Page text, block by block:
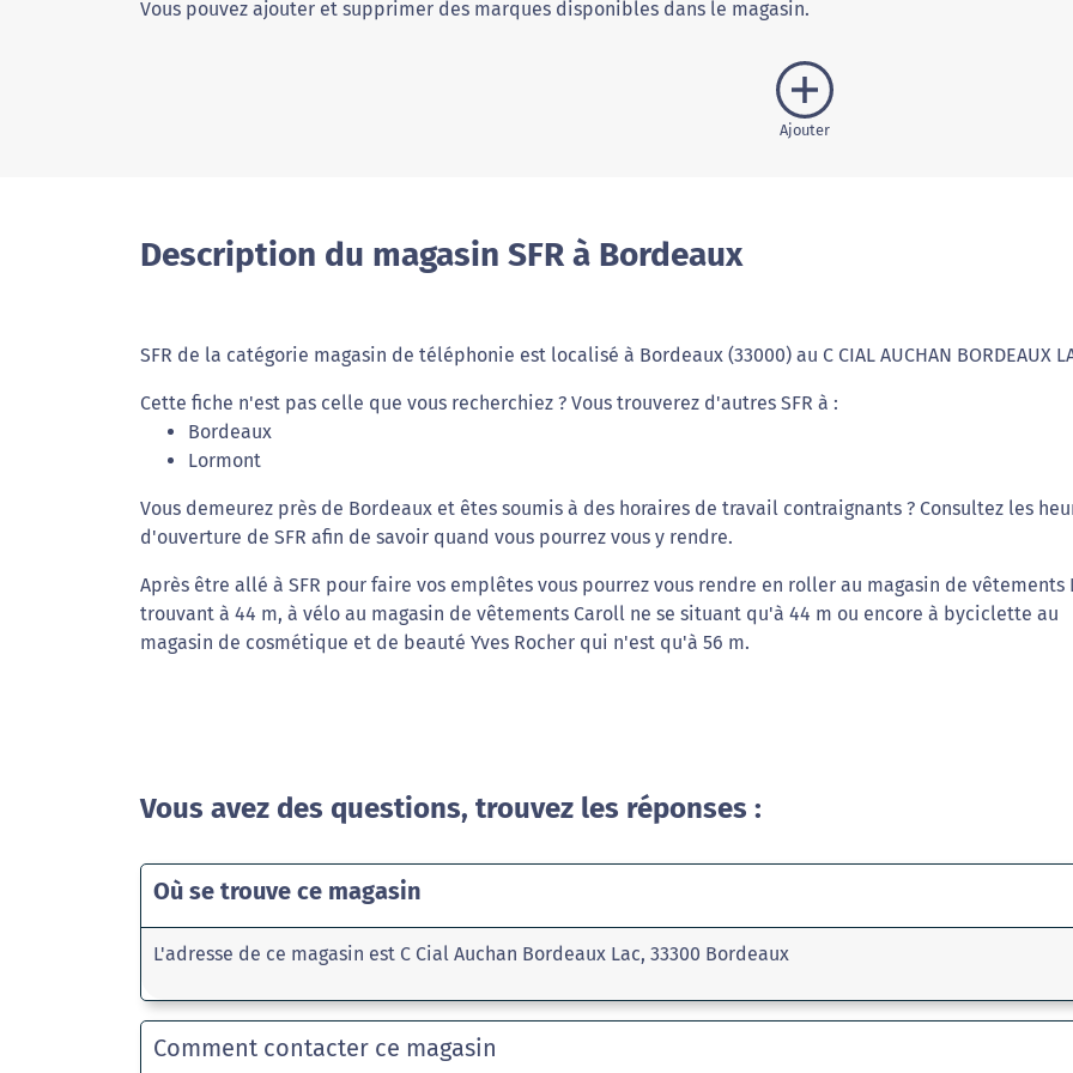
Vous pouvez ajouter et supprimer des marques disponibles dans le magasin.
Ajouter
Description du magasin SFR à Bordeaux
SFR de la catégorie magasin de téléphonie est localisé à Bordeaux (33000) au C CIAL AUCHAN BORDEAUX
Cette fiche n'est pas celle que vous recherchiez ? Vous trouverez d'autres SFR à :
Bordeaux
Lormont
Vous demeurez près de Bordeaux et êtes soumis à des horaires de travail contraignants ? Consultez les
d'ouverture de SFR afin de savoir quand vous pourrez vous y rendre.
Après être allé à SFR pour faire vos emplêtes vous pourrez vous rendre en roller au magasin de vêtements
trouvant à 44 m, à vélo au magasin de vêtements Caroll ne se situant qu'à 44 m ou encore à byciclette au
magasin de cosmétique et de beauté Yves Rocher qui n'est qu'à 56 m.
Vous avez des questions, trouvez les réponses :
Où se trouve ce magasin
L'adresse de ce magasin est C Cial Auchan Bordeaux Lac, 33300 Bordeaux
Comment contacter ce magasin